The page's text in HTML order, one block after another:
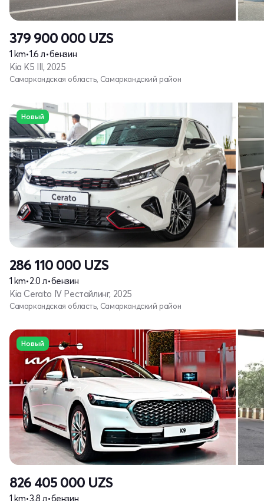
379 900 000 UZS
1 km•1.6 л•бензин
Kia K5 III, 2025
Самаркандская область, Самаркандский район
Новый
286 110 000 UZS
1 km•2.0 л•бензин
Kia Cerato IV Рестайлинг, 2025
Самаркандская область, Самаркандский район
Новый
826 405 000 UZS
1 km•3.8 л•бензин